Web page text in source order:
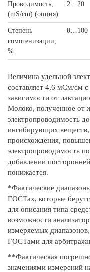
Проводимость,
(mS/cm) (опция)
2…20
Степень
гомогенизации,
%
0…100
Величина удельной
составляет 4,6 мСм/см
зависимости от
Молоко, полученное от
электропроводимость
ингибирующих
происхождения,
электропроводимость
добавлении
понижается.
*Фактические
ГОСТах, которые
для описания типа
возможности
измеряемых
ГОСТами для
**Фактическая
значениями измерений